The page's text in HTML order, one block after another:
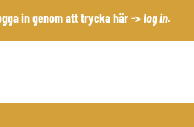
in genom att trycka här ->log in.